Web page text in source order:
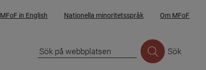
MFoF in English Nationella minoritetsspråk Om MFoF
Sök